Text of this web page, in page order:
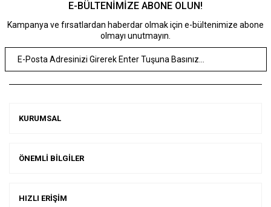
E-BÜLTENİMİZE ABONE OLUN!
Kampanya ve fırsatlardan haberdar olmak için e-bültenimize abone
olmayı unutmayın.
KURUMSAL
ÖNEMLİ BİLGİLER
HIZLI ERİŞİM